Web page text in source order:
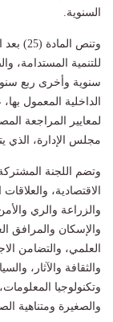
السنوية.
وتنص
للتنمية المستدامة،
سنوية وأخرى ربع
الداخلية المعمول
لمعايير المراجعة
مجلس الإدارة، الذي
وتضم اللجنة
الاقتصادية،
والزراعة والري والأمن
والإسكان والمرافق
العلمي، والتضامن
والثقافة والآثار،
وتكنولوجيا
والصغيرة ومتناهية